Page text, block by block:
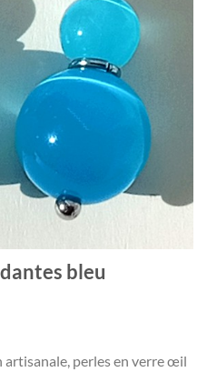
bleu
artisanale, perles en verre œil